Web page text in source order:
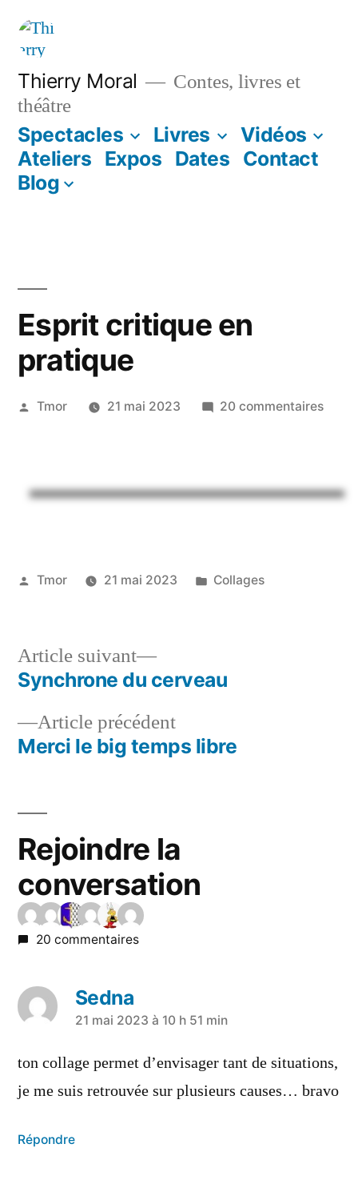
Thierry Moral
Contes, livres et
théâtre
Spectacles Livres
Vidéos
Ateliers Expos Dates Contact
Blog
Esprit critique en
pratique
Tmor 21 mai 2023 20 commentaires
Tmor 21 mai 2023 Collages
Article précédent
Merci le big temps libre
Article suivant
Synchrone du cerveau
Rejoindre la
conversation
20 commentaires
Sedna
21 mai 2023 à 10 h 51 min
ton collage permet d’envisager tant de situations,
je me suis retrouvée sur plusieurs causes… bravo
Répondre